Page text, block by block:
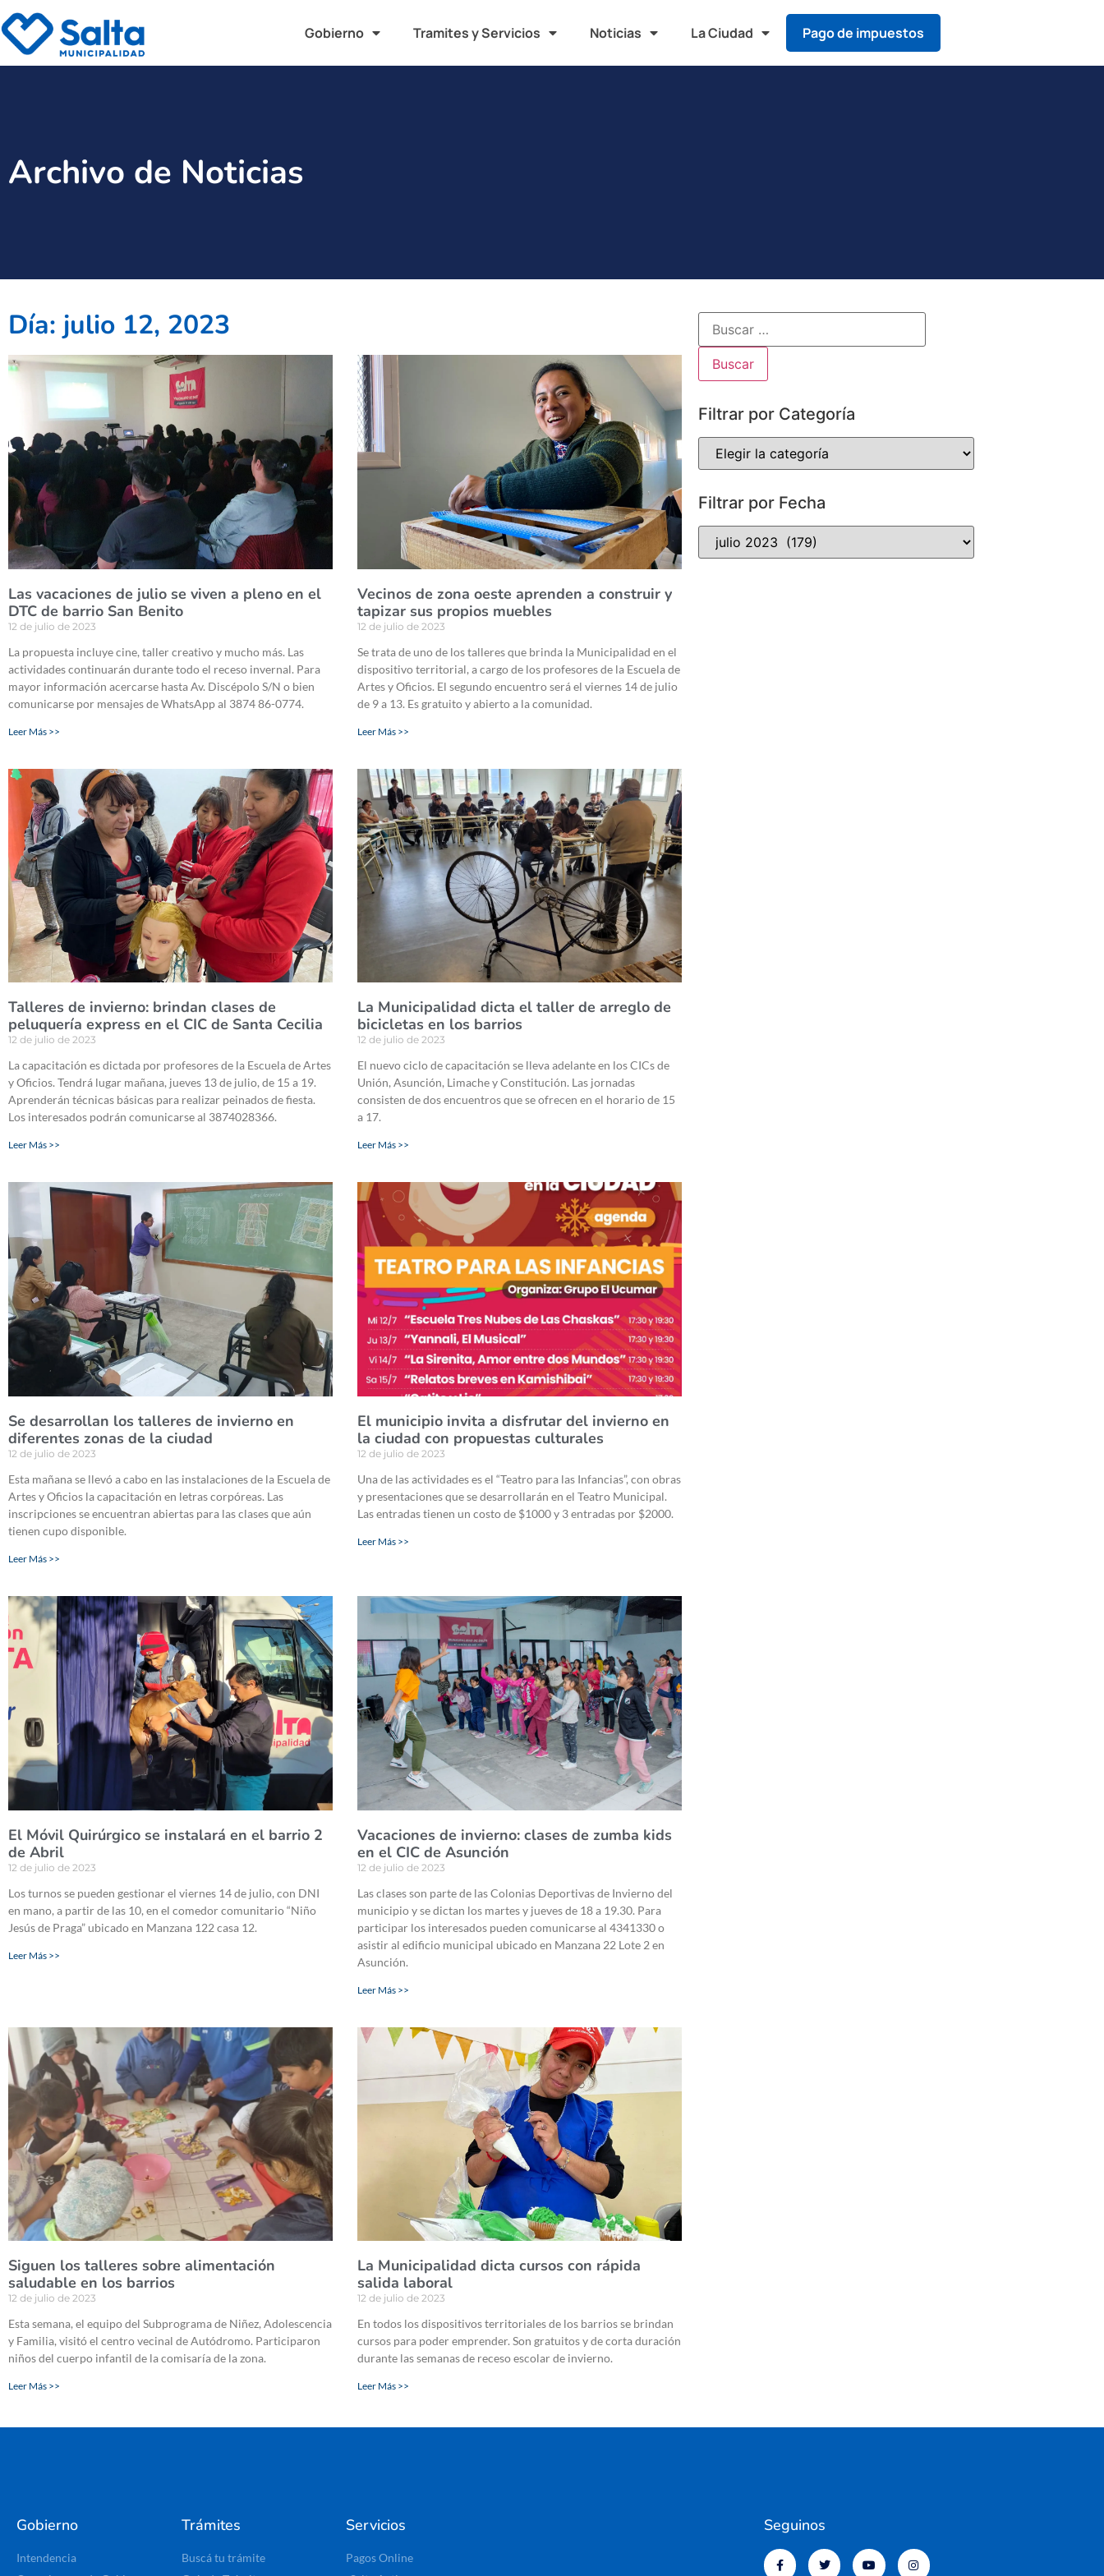
Gobierno Tramites y Servicios Noticias La Ciudad Pago de impuestos
Archivo de Noticias
Día: julio 12, 2023
Las vacaciones de julio se viven a pleno en el
DTC de barrio San Benito
12 de julio de 2023
La propuesta incluye cine, taller creativo y mucho más. Las
actividades continuarán durante todo el receso invernal. Para
mayor información acercarse hasta Av. Discépolo S/N o bien
comunicarse por mensajes de WhatsApp al 3874 86-0774.
Leer Más >>
Vecinos de zona oeste aprenden a construir y
tapizar sus propios muebles
12 de julio de 2023
Se trata de uno de los talleres que brinda la Municipalidad en el
dispositivo territorial, a cargo de los profesores de la Escuela de
Artes y Oficios. El segundo encuentro será el viernes 14 de julio
de 9 a 13. Es gratuito y abierto a la comunidad.
Leer Más >>
Talleres de invierno: brindan clases de
peluquería express en el CIC de Santa Cecilia
12 de julio de 2023
La capacitación es dictada por profesores de la Escuela de Artes
y Oficios. Tendrá lugar mañana, jueves 13 de julio, de 15 a 19.
Aprenderán técnicas básicas para realizar peinados de fiesta.
Los interesados podrán comunicarse al 3874028366.
Leer Más >>
La Municipalidad dicta el taller de arreglo de
bicicletas en los barrios
12 de julio de 2023
El nuevo ciclo de capacitación se lleva adelante en los CICs de
Unión, Asunción, Limache y Constitución. Las jornadas
consisten de dos encuentros que se ofrecen en el horario de 15
a 17.
Leer Más >>
Se desarrollan los talleres de invierno en
diferentes zonas de la ciudad
12 de julio de 2023
Esta mañana se llevó a cabo en las instalaciones de la Escuela de
Artes y Oficios la capacitación en letras corpóreas. Las
inscripciones se encuentran abiertas para las clases que aún
tienen cupo disponible.
Leer Más >>
El municipio invita a disfrutar del invierno en
la ciudad con propuestas culturales
12 de julio de 2023
Una de las actividades es el “Teatro para las Infancias”, con obras
y presentaciones que se desarrollarán en el Teatro Municipal.
Las entradas tienen un costo de $1000 y 3 entradas por $2000.
Leer Más >>
El Móvil Quirúrgico se instalará en el barrio 2
de Abril
12 de julio de 2023
Los turnos se pueden gestionar el viernes 14 de julio, con DNI
en mano, a partir de las 10, en el comedor comunitario “Niño
Jesús de Praga” ubicado en Manzana 122 casa 12.
Leer Más >>
Vacaciones de invierno: clases de zumba kids
en el CIC de Asunción
12 de julio de 2023
Las clases son parte de las Colonias Deportivas de Invierno del
municipio y se dictan los martes y jueves de 18 a 19.30. Para
participar los interesados pueden comunicarse al 4341330 o
asistir al edificio municipal ubicado en Manzana 22 Lote 2 en
Asunción.
Leer Más >>
Siguen los talleres sobre alimentación
saludable en los barrios
12 de julio de 2023
Esta semana, el equipo del Subprograma de Niñez, Adolescencia
y Familia, visitó el centro vecinal de Autódromo. Participaron
niños del cuerpo infantil de la comisaría de la zona.
Leer Más >>
La Municipalidad dicta cursos con rápida
salida laboral
12 de julio de 2023
En todos los dispositivos territoriales de los barrios se brindan
cursos para poder emprender. Son gratuitos y de corta duración
durante las semanas de receso escolar de invierno.
Leer Más >>
Filtrar por Categoría
Filtrar por Fecha
Gobierno
Intendencia
Trámites
Buscá tu trámite
Servicios
Pagos Online
Seguinos